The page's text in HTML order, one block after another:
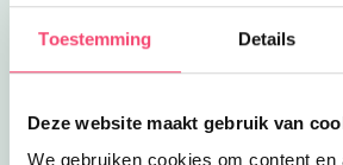
Toestemming Details
Deze website maakt gebruik van
We gebruiken cookies om content en